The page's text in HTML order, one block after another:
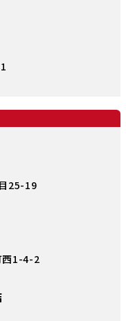
25-19
西1-4-2